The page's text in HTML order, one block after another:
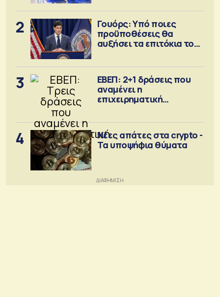
2
Γουόρς: Υπό ποιες
προϋποθέσεις θα
αυξήσει τα επιτόκια τον
3
ΕΒΕΠ: 2+1 δράσεις που
αναμένει η
επιχειρηματική
4
Νέες απάτες στα crypto -
Τα υποψήφια θύματα